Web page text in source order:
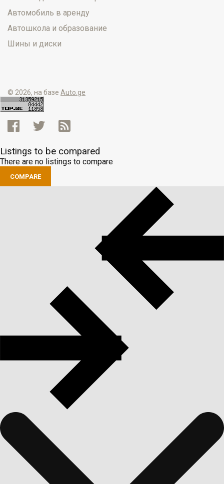
Автомобиль в аренду
Автошкола и образование
Шины и диски
© 2026, на базе Auto.ge
Listings to be compared
There are no listings to compare
COMPARE